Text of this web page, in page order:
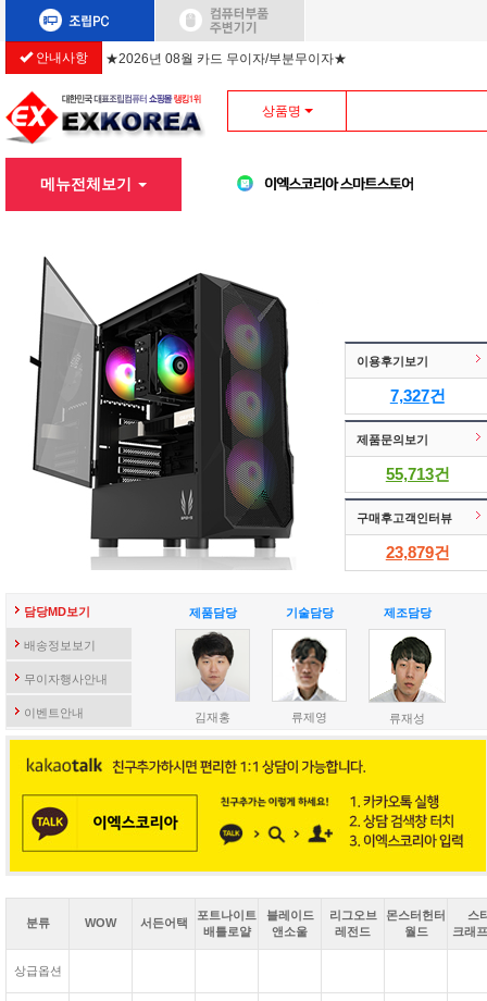
안내사항 ★2026년 08월 카드 무이자/부분무이자★
상품명
메뉴전체보기
이용후기보기
7,327건
제품문의보기
55,713건
구매후고객인터뷰
23,879건
담당MD보기
배송정보보기
무이자행사안내
이벤트안내
제품담당
김재홍
기술담당
류제영
제조담당
류재성
분류 WOW 서든어택
포트나이트
배틀로얄
블레이드
앤소울
리그오브
레전드
몬스터헌터
월드
스
크래
상급옵션